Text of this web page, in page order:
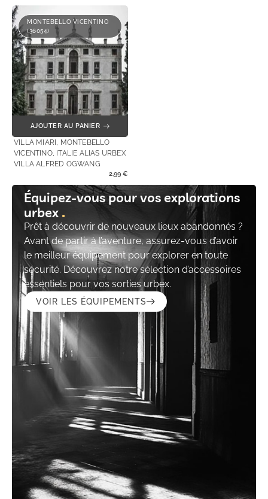
MONTEBELLO VICENTINO
(36054)
AJOUTER AU PANIER
VILLA MIARI, MONTEBELLO
VICENTINO, ITALIE ALIAS URBEX
VILLA ALFRED OGWANG
2,99 €
Équipez-vous pour vos explorations
urbex
Prêt à découvrir de nouveaux lieux abandonnés ?
Avant de partir à l’aventure, assurez-vous d’avoir
le meilleur équipement pour explorer en toute
sécurité. Découvrez notre sélection d’accessoires
essentiels pour vos sorties urbex.
VOIR LES ÉQUIPEMENTS